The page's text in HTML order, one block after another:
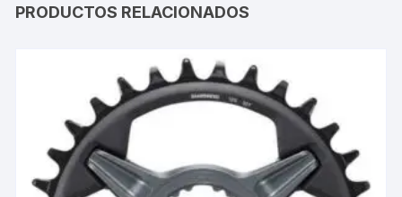
PRODUCTOS RELACIONADOS